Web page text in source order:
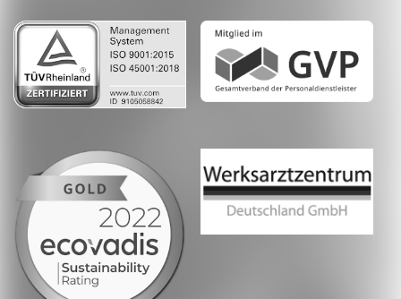
Whatsapp